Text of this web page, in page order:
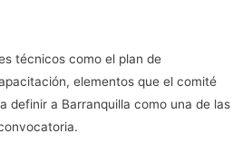
técnicos como el plan de
elementos que el comité
definir a Barranquilla como una de las